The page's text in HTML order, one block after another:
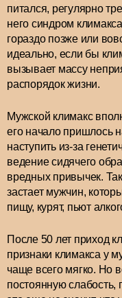
питался, регулярно
него синдром
гораздо позже или
идеально, если бы
вызывает массу
распорядок жизни.
Мужской климакс
его начало пришлось
наступить из-за
ведение сидячего
вредных привычек.
застает мужчин,
пищу, курят, пьют
После 50 лет приход
признаки климакса у
чаще всего мягко. Но
постоянную слабость,